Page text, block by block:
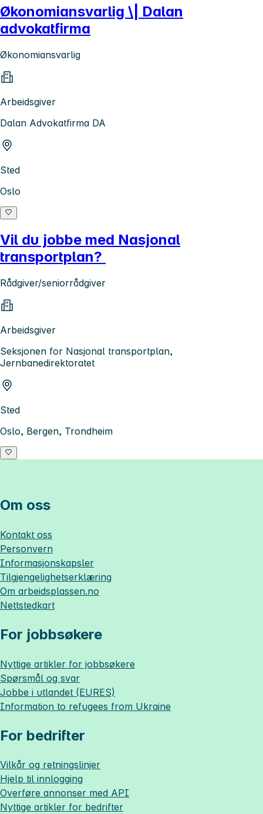
Økonomiansvarlig \| Dalan
advokatfirma
Økonomiansvarlig
Arbeidsgiver
Dalan Advokatfirma DA
Sted
Oslo
Vil du jobbe med Nasjonal
transportplan?
Rådgiver/seniorrådgiver
Arbeidsgiver
Seksjonen for Nasjonal transportplan,
Jernbanedirektoratet
Sted
Oslo, Bergen, Trondheim
Om oss
Kontakt oss
Personvern
Informasjonskapsler
Tilgjengelighetserklæring
Om arbeidsplassen.no
Nettstedkart
For jobbsøkere
Nyttige artikler for jobbsøkere
Spørsmål og svar
Jobbe i utlandet (EURES)
Information to refugees from Ukraine
For bedrifter
Vilkår og retningslinjer
Hjelp til innlogging
Overføre annonser med API
Nyttige artikler for bedrifter